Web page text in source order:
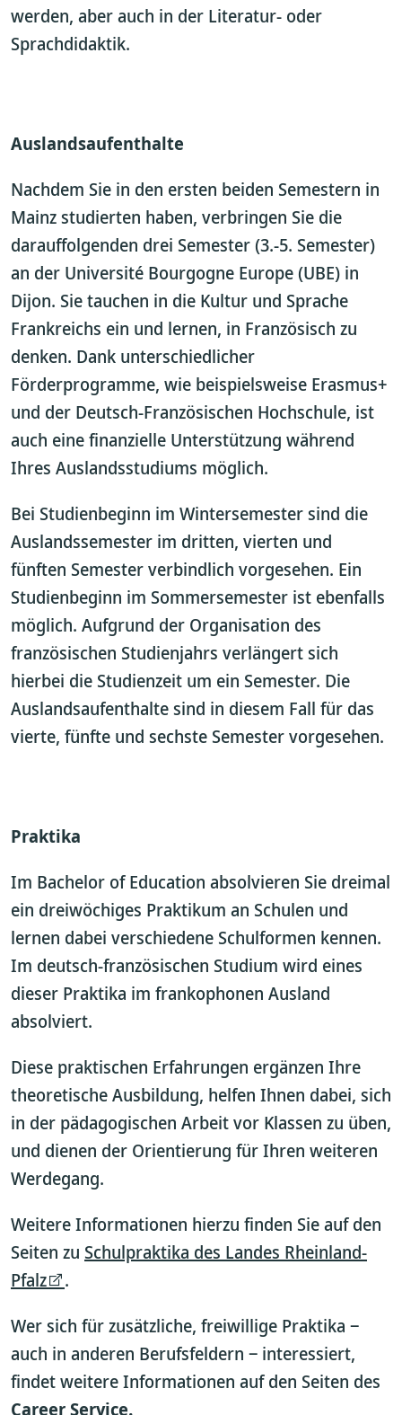
werden, aber auch in der Literatur- oder
Sprachdidaktik.
Auslandsaufenthalte
Nachdem Sie in den ersten beiden Semestern in
Mainz studierten haben, verbringen Sie die
darauffolgenden drei Semester (3.-5. Semester)
an der Université Bourgogne Europe (UBE) in
Dijon. Sie tauchen in die Kultur und Sprache
Frankreichs ein und lernen, in Französisch zu
denken. Dank unterschiedlicher
Förderprogramme, wie beispielsweise Erasmus+
und der Deutsch-Französischen Hochschule, ist
auch eine finanzielle Unterstützung während
Ihres Auslandsstudiums möglich.
Bei Studienbeginn im Wintersemester sind die
Auslandssemester im dritten, vierten und
fünften Semester verbindlich vorgesehen. Ein
Studienbeginn im Sommersemester ist ebenfalls
möglich. Aufgrund der Organisation des
französischen Studienjahrs verlängert sich
hierbei die Studienzeit um ein Semester. Die
Auslandsaufenthalte sind in diesem Fall für das
vierte, fünfte und sechste Semester vorgesehen.
Praktika
Im Bachelor of Education absolvieren Sie dreimal
ein dreiwöchiges Praktikum an Schulen und
lernen dabei verschiedene Schulformen kennen.
Im deutsch-französischen Studium wird eines
dieser Praktika im frankophonen Ausland
absolviert.
Diese praktischen Erfahrungen ergänzen Ihre
theoretische Ausbildung, helfen Ihnen dabei, sich
in der pädagogischen Arbeit vor Klassen zu üben,
und dienen der Orientierung für Ihren weiteren
Werdegang.
Weitere Informationen hierzu finden Sie auf den
Seiten zu Schulpraktika des Landes Rheinland-
Pfalz
.
Wer sich für zusätzliche, freiwillige Praktika ‒
auch in anderen Berufsfeldern ‒ interessiert,
findet weitere Informationen auf den Seiten des
Career Service.